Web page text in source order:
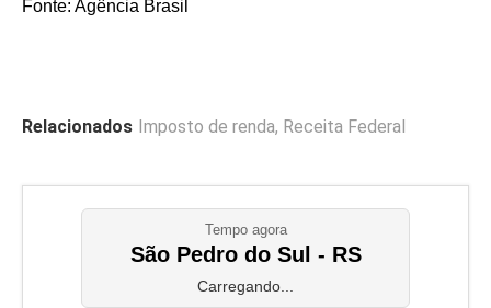
Fonte: Agência Brasil
Relacionados Imposto de renda, Receita Federal
Tempo agora
São Pedro do Sul - RS
Carregando...